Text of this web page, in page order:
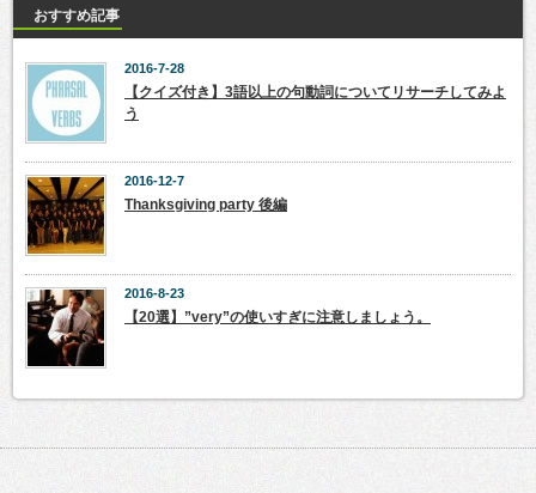
おすすめ記事
2016-7-28
【クイズ付き】3語以上の句動詞についてリサーチしてみよ
う
2016-12-7
Thanksgiving party 後編
2016-8-23
【20選】”very”の使いすぎに注意しましょう。